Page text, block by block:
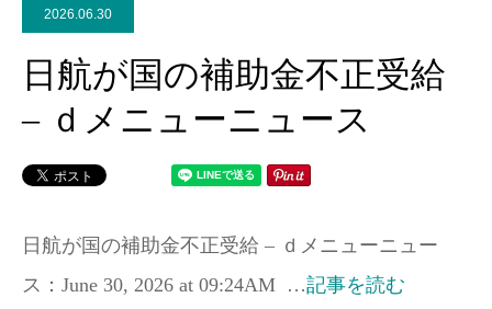
2026.06.30
日航が国の補助金不正受給
– ｄメニューニュース
日航が国の補助金不正受給 – ｄメニューニュー
ス：June 30, 2026 at 09:24AM …記事を読む